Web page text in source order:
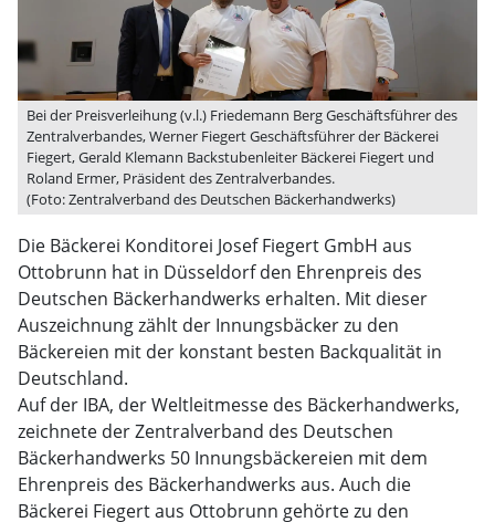
Bei der Preisverleihung (v.l.) Friedemann Berg Geschäftsführer des
Zentralverbandes, Werner Fiegert Geschäftsführer der Bäckerei
Fiegert, Gerald Klemann Backstubenleiter Bäckerei Fiegert und
Roland Ermer, Präsident des Zentralverbandes.
(Foto: Zentralverband des Deutschen Bäckerhandwerks)
Die Bäckerei Konditorei Josef Fiegert GmbH aus
Ottobrunn hat in Düsseldorf den Ehrenpreis des
Deutschen Bäckerhandwerks erhalten. Mit dieser
Auszeichnung zählt der Innungsbäcker zu den
Bäckereien mit der konstant besten Backqualität in
Deutschland.
Auf der IBA, der Weltleitmesse des Bäckerhandwerks,
zeichnete der Zentralverband des Deutschen
Bäckerhandwerks 50 Innungsbäckereien mit dem
Ehrenpreis des Bäckerhandwerks aus. Auch die
Bäckerei Fiegert aus Ottobrunn gehörte zu den